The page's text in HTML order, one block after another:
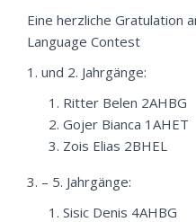
Eine herzliche Gratulation
Language Contest
1. und 2. Jahrgänge:
Ritter Belen 2AHBG
Gojer Bianca 1AHET
Zois Elias 2BHEL
3. – 5. Jahrgänge:
Sisic Denis 4AHBG